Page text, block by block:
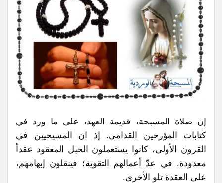
إن صلاة المسبحة، قديمة العهد، على ما ورد في
كتابات المؤرخين القدامى. إذ ان المسيحيين في
القرون الأولى، كانوا يستعملون الحبل المعقود عقداً
معدودة. في عدّ أعمالهم التقوية؛ فينقلون إبهامهم،
على العقدة تلو الأخرى.